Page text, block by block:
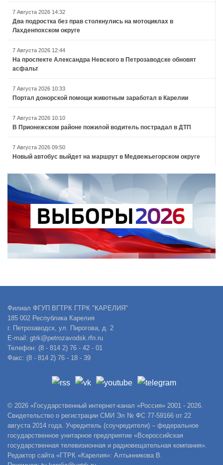
7 Августа 2026 14:32
Два подростка без прав столкнулись на мотоциклах в
Лахденпохском округе
7 Августа 2026 12:44
На проспекте Александра Невского в Петрозаводске обновят
асфальт
7 Августа 2026 10:33
Портал донорской помощи животным заработал в Карелии
7 Августа 2026 10:10
В Прионежском районе пожилой водитель пострадал в ДТП
7 Августа 2026 09:50
Новый автобус выйдет на маршрут в Медвежьегорском округе
Филиал ФГУП ВГТРК ГТРК "КАРЕЛИЯ"
185 002 Республика Карелия
г. Петрозаводск, ул. Пирогова, д. 2
E-mail: gtrk@petrozavodsk.rfn.ru
Телефон: (8 - 814 2) 76 - 42 - 01
Факс: (8 - 814 2) 76 - 18 - 39
© 2026 «Государственный интернет-канал «Россия» 2001 - 2026.
Свидетельство о регистрации СМИ Эл № ФС 77-59166 от 22
августа 2014 года. Учредитель (соучредители) – федеральное
государственное унитарное предприятие «Всероссийская
государственная телевизионная и радиовещательная компания».
Редактор сайта «ГТРК «Карелия»: Алтынникова В.